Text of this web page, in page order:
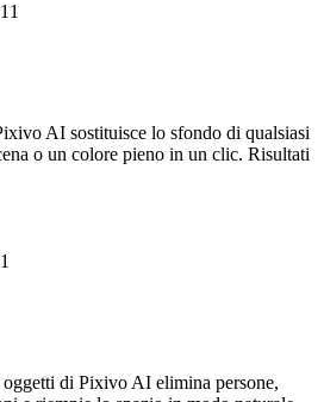
11
AI sostituisce lo sfondo di qualsiasi
o un colore pieno in un clic. Risultati
di Pixivo AI elimina persone,